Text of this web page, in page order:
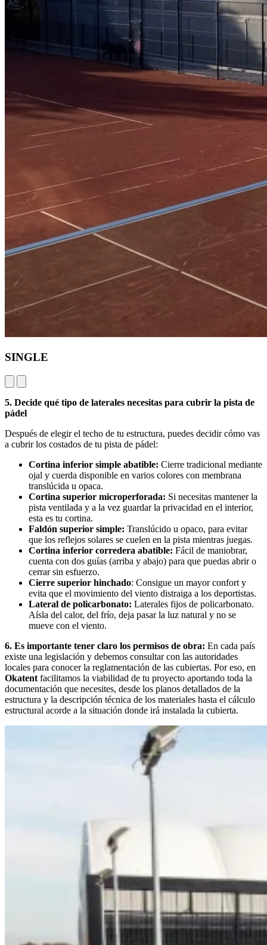
SINGLE
5. Decide qué tipo de laterales necesitas para cubrir la pista de
pádel
Después de elegir el techo de tu estructura, puedes decidir cómo vas
a cubrir los costados de tu pista de pádel:
Cortina inferior simple abatible: Cierre tradicional mediante
ojal y cuerda disponible en varios colores con membrana
translúcida u opaca.
Cortina superior microperforada: Si necesitas mantener la
pista ventilada y a la vez guardar la privacidad en el interior,
esta es tu cortina.
Faldón superior simple: Translúcido u opaco, para evitar
que los reflejos solares se cuelen en la pista mientras juegas.
Cortina inferior corredera abatible: Fácil de maniobrar,
cuenta con dos guías (arriba y abajo) para que puedas abrir o
cerrar sin esfuerzo.
Cierre superior hinchado: Consigue un mayor confort y
evita que el movimiento del viento distraiga a los deportistas.
Lateral de policarbonato: Laterales fijos de policarbonato.
Aísla del calor, del frío, deja pasar la luz natural y no se
mueve con el viento.
6. Es importante tener claro los permisos de obra: En cada país
existe una legislación y debemos consultar con las autoridades
locales para conocer la reglamentación de las cubiertas. Por eso, en
Okatent facilitamos la viabilidad de tu proyecto aportando toda la
documentación que necesites, desde los planos detallados de la
estructura y la descripción técnica de los materiales hasta el cálculo
estructural acorde a la situación donde irá instalada la cubierta.